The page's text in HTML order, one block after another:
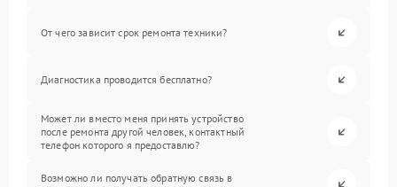
От чего зависит срок ремонта техники?
Диагностика проводится бесплатно?
Может ли вместо меня принять устройство
после ремонта другой человек, контактный
телефон которого я предоставлю?
Возможно ли получать обратную связь в